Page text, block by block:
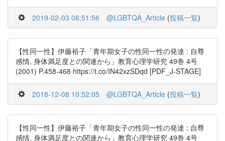
2019-02-03 06:51:56 @LGBTQA_Article (投稿一覧)
【性同一性】伊藤裕子「青年期女子の性同一性の発達 : 自尊
感情, 身体満足度との関連から」教育心理学研究 49巻 4号
(2001) P.458-468 https://t.co/IN42xzSDqd [PDF_J-STAGE]
2018-12-08 10:52:05 @LGBTQA_Article (投稿一覧)
【性同一性】伊藤裕子「青年期女子の性同一性の発達 : 自尊
感情, 身体満足度との関連から」教育心理学研究 49巻 4号